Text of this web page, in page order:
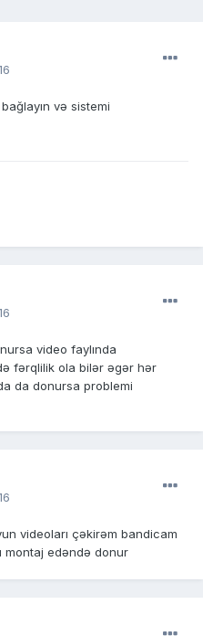
və sistemi
video faylında
fərqlilik ola bilər əgər hər
da donursa problemi
videoları çəkirəm bandicam
edəndə donur